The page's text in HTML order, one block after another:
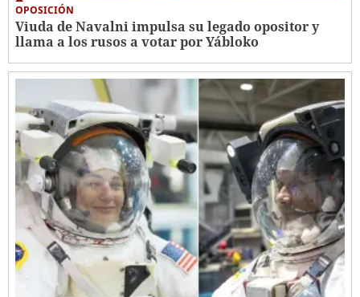
OPOSICIÓN
Viuda de Navalni impulsa su legado opositor y
llama a los rusos a votar por Yábloko